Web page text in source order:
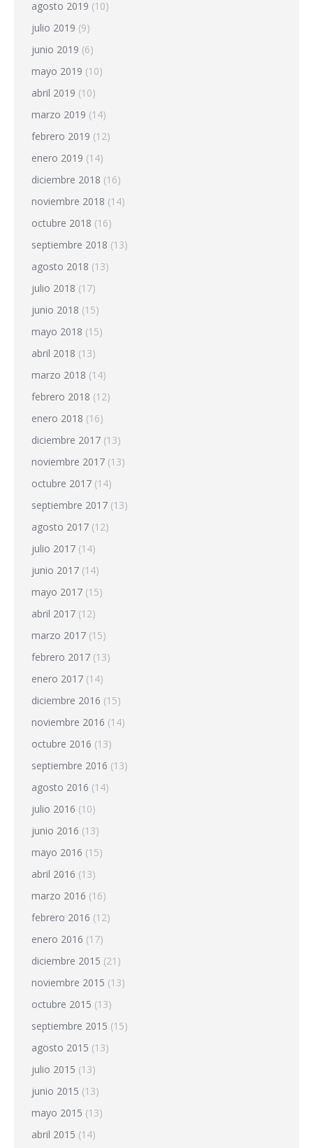
agosto 2019 (10)
julio 2019 (9)
junio 2019 (6)
mayo 2019 (10)
abril 2019 (10)
marzo 2019 (14)
febrero 2019 (12)
enero 2019 (14)
diciembre 2018 (16)
noviembre 2018 (14)
octubre 2018 (16)
septiembre 2018 (13)
agosto 2018 (13)
julio 2018 (17)
junio 2018 (15)
mayo 2018 (15)
abril 2018 (13)
marzo 2018 (14)
febrero 2018 (12)
enero 2018 (16)
diciembre 2017 (13)
noviembre 2017 (13)
octubre 2017 (14)
septiembre 2017 (13)
agosto 2017 (12)
julio 2017 (14)
junio 2017 (14)
mayo 2017 (15)
abril 2017 (12)
marzo 2017 (15)
febrero 2017 (13)
enero 2017 (14)
diciembre 2016 (15)
noviembre 2016 (14)
octubre 2016 (13)
septiembre 2016 (13)
agosto 2016 (14)
julio 2016 (10)
junio 2016 (13)
mayo 2016 (15)
abril 2016 (13)
marzo 2016 (16)
febrero 2016 (12)
enero 2016 (17)
diciembre 2015 (21)
noviembre 2015 (13)
octubre 2015 (13)
septiembre 2015 (15)
agosto 2015 (13)
julio 2015 (13)
junio 2015 (13)
mayo 2015 (13)
abril 2015 (14)